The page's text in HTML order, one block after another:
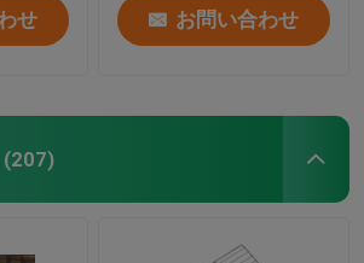
せ お問い合わせ
(207)